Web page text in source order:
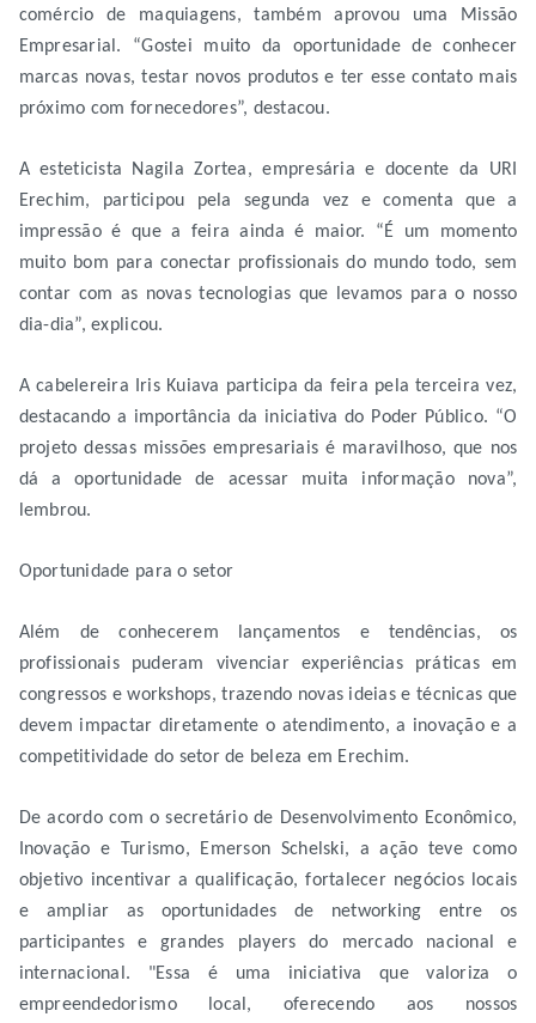
comércio de maquiagens, também aprovou uma Missão
Empresarial. “Gostei muito da oportunidade de conhecer
marcas novas, testar novos produtos e ter esse contato mais
próximo com fornecedores”, destacou.
A esteticista Nagila Zortea, empresária e docente da URI
Erechim, participou pela segunda vez e comenta que a
impressão é que a feira ainda é maior. “É um momento
muito bom para conectar profissionais do mundo todo, sem
contar com as novas tecnologias que levamos para o nosso
dia-dia”, explicou.
A cabelereira Iris Kuiava participa da feira pela terceira vez,
destacando a importância da iniciativa do Poder Público. “O
projeto dessas missões empresariais é maravilhoso, que nos
dá a oportunidade de acessar muita informação nova”,
lembrou.
Oportunidade para o setor
Além de conhecerem lançamentos e tendências, os
profissionais puderam vivenciar experiências práticas em
congressos e workshops, trazendo novas ideias e técnicas que
devem impactar diretamente o atendimento, a inovação e a
competitividade do setor de beleza em Erechim.
De acordo com o secretário de Desenvolvimento Econômico,
Inovação e Turismo, Emerson Schelski, a ação teve como
objetivo incentivar a qualificação, fortalecer negócios locais
e ampliar as oportunidades de networking entre os
participantes e grandes players do mercado nacional e
internacional. "Essa é uma iniciativa que valoriza o
empreendedorismo local, oferecendo aos nossos